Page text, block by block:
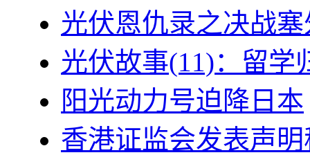
光伏恩仇录之决战
光伏故事(11)：留学
阳光动力号迫降日本
香港证监会发表声